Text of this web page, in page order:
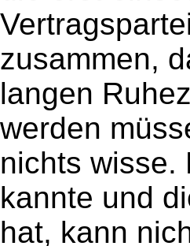
zusammen,
langen
werden
nichts wisse.
kannte und
hat, kann